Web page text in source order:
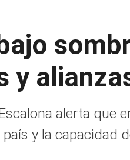
y
alerta que
y la capacidad